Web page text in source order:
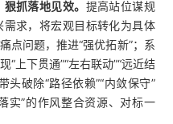
抓落地见效。 提高站位谋规
求，将宏观目标转化为具体
点问题，推进“强优拓新”；系
上下贯通”“左右联动”“远近结
头破除“路径依赖”“内敛保守”
实”的作风整合资源、对标一